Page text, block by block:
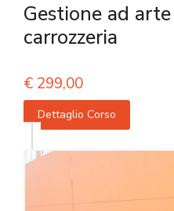
Gestione ad
carrozzeria
€ 299,00
Dettaglio Corso